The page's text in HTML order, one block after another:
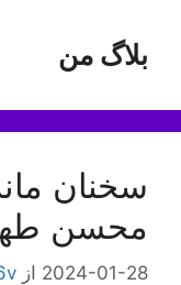
محتوابلاگ من
سخنان
محسن
2024-01-28 از